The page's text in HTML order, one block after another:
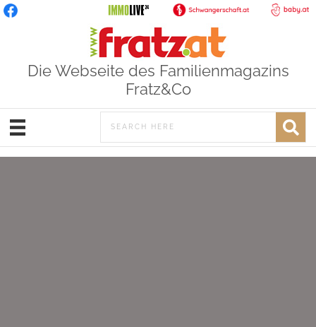
Die Webseite des Familienmagazins
Fratz&Co